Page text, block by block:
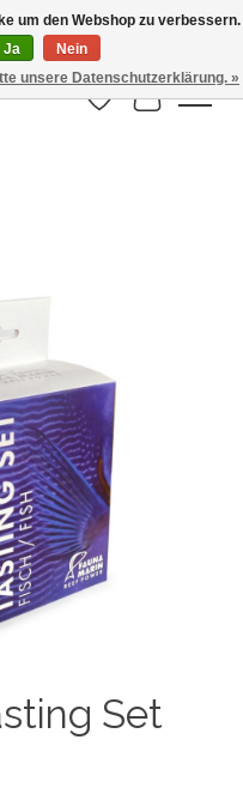
Wunschzettel
Ihr
Set
um den Webshop zu verbessern.
Ja
Nein
unsere Datenschutzerklärung. »